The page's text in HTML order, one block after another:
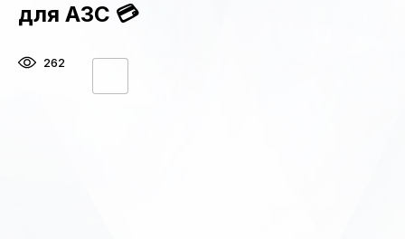
для АЗС 💳
262